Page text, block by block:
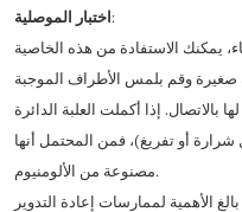
اختبار الموصلية :
يمكنك الاستفادة من هذه الخاصية
وقم بلمس الأطراف الموجبة
إذا أكملت العلبة الدائرة
أو تفريغ)، فمن المحتمل أنها
مصنوعة من الألومنيوم.
الأهمية لممارسات إعادة التدوير